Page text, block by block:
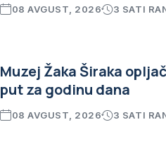
08 AVGUST, 2026 3 SATI
Muzej Žaka Širaka
put za godinu dana
08 AVGUST, 2026 3 SATI